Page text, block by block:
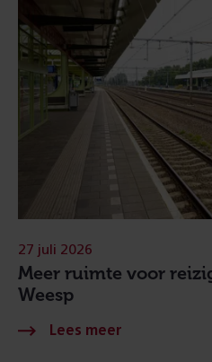
Meer ruimte voor
Weesp
27 juli 2026